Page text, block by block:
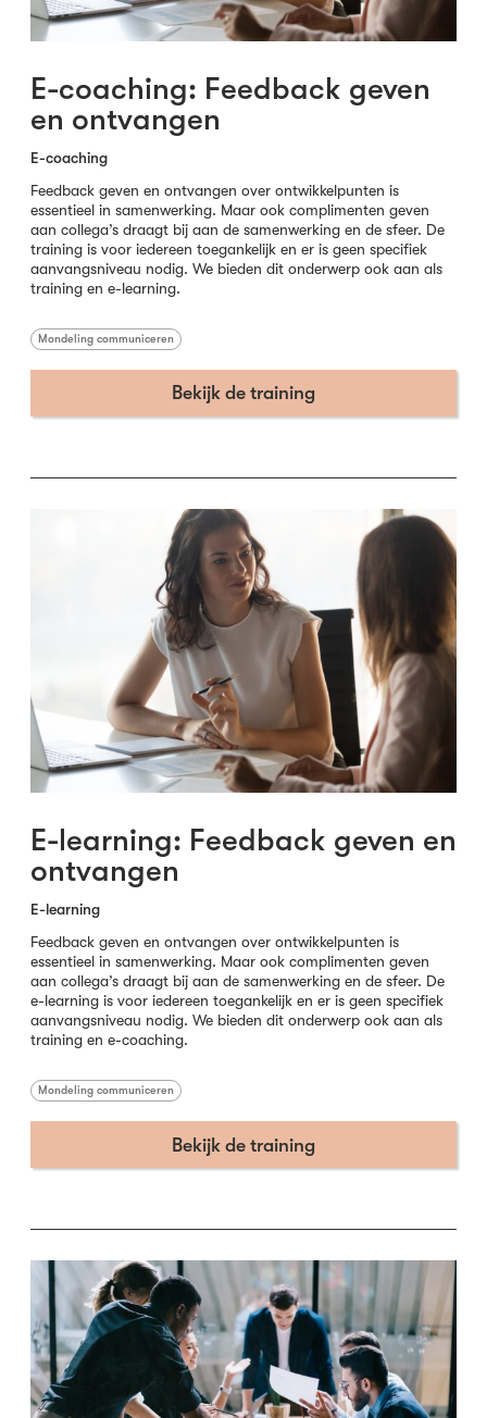
E-coaching: Feedback geven
en ontvangen
E-coaching
Feedback geven en ontvangen over ontwikkelpunten is
essentieel in samenwerking. Maar ook complimenten geven
aan collega’s draagt bij aan de samenwerking en de sfeer. De
training is voor iedereen toegankelijk en er is geen specifiek
aanvangsniveau nodig. We bieden dit onderwerp ook aan als
training en e-learning.
Mondeling communiceren
Bekijk de training
E-learning: Feedback geven en
ontvangen
E-learning
Feedback geven en ontvangen over ontwikkelpunten is
essentieel in samenwerking. Maar ook complimenten geven
aan collega’s draagt bij aan de samenwerking en de sfeer. De
e-learning is voor iedereen toegankelijk en er is geen specifiek
aanvangsniveau nodig. We bieden dit onderwerp ook aan als
training en e-coaching.
Mondeling communiceren
Bekijk de training